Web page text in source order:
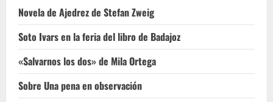
Novela de Ajedrez de Stefan Zweig
Soto Ivars en la feria del libro de Badajoz
«Salvarnos los dos» de Mila Ortega
Sobre Una pena en observación